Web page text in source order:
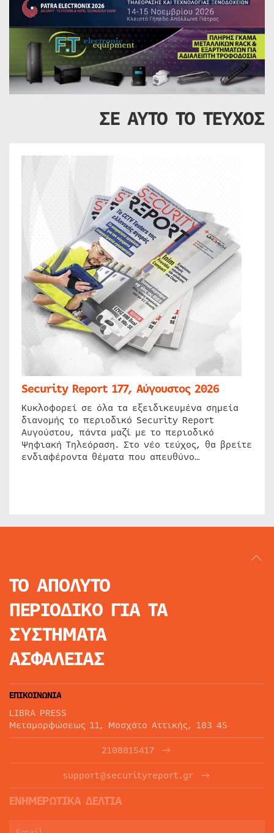
ΣΕ ΑΥΤΟ ΤΟ ΤΕΥΧΟΣ
Security Report 177, Αύγουστος 2026
Κυκλοφορεί σε όλα τα εξειδικευμένα σημεία
διανομής το περιοδικό Security Report
Αυγούστου, πάντα μαζί με το περιοδικό
Ψηφιακή Τηλεόραση. Στο νέο τεύχος, θα βρείτε
ενδιαφέροντα θέματα που απευθύνο…
ΤΟ ΑΠΟΛΥΤΟ
ΠΕΡΙΟΔΙΚΟ ΓΙΑ ΤΑ
ΣΥΣΤΗΜΑΤΑ
ΑΣΦΑΛΕΙΑΣ
ΕΠΙΚΟΙΝΩΝΙΑ
LIBRA PRESS
Μεταμορφώσεως 11, Μοσχάτο Αττικής, 183 45
2108815417
support@securityreport.gr
ΕΝΗΜΕΡΩΤΙΚΑ ΔΕΛΤΙΑ